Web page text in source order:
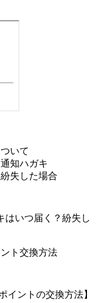
いて
知ハガキ
失した場合
はいつ届く？紛失し
ト交換方法
イントの交換方法】